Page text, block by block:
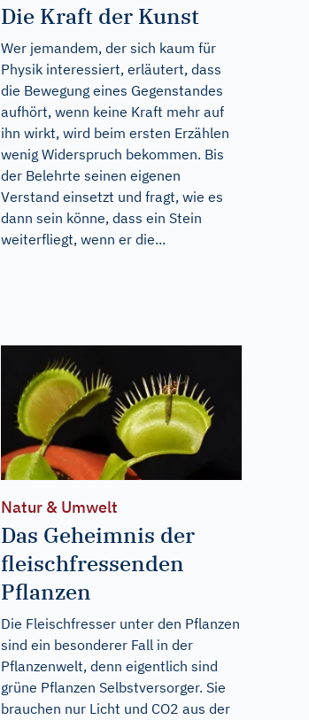
Die Kraft der Kunst
Wer jemandem, der sich kaum für
Physik interessiert, erläutert, dass
die Bewegung eines Gegenstandes
aufhört, wenn keine Kraft mehr auf
ihn wirkt, wird beim ersten Erzählen
wenig Widerspruch bekommen. Bis
der Belehrte seinen eigenen
Verstand einsetzt und fragt, wie es
dann sein könne, dass ein Stein
weiterfliegt, wenn er die...
Natur & Umwelt
Das Geheimnis der
fleischfressenden
Pflanzen
Die Fleischfresser unter den Pflanzen
sind ein besonderer Fall in der
Pflanzenwelt, denn eigentlich sind
grüne Pflanzen Selbstversorger. Sie
brauchen nur Licht und CO2 aus der